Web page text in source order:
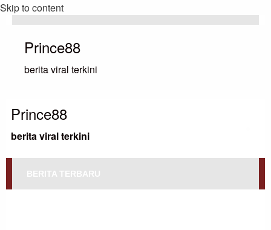
Skip to content
Prince88
berita viral terkini
Prince88
berita viral terkini
BERITA TERBARU